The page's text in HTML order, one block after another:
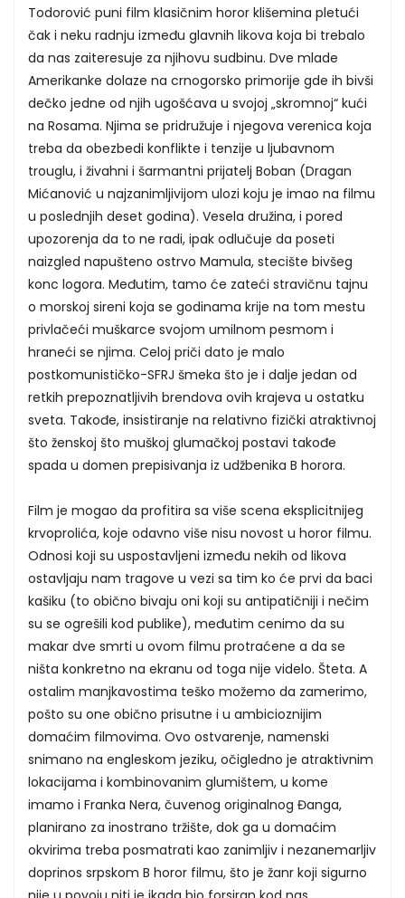
Todorović puni film klasičnim horor klišemina pletući
čak i neku radnju između glavnih likova koja bi trebalo
da nas zaiteresuje za njihovu sudbinu. Dve mlade
Amerikanke dolaze na crnogorsko primorije gde ih bivši
dečko jedne od njih ugošćava u svojoj „skromnoj“ kući
na Rosama. Njima se pridružuje i njegova verenica koja
treba da obezbedi konflikte i tenzije u ljubavnom
trouglu, i živahni i šarmantni prijatelj Boban (Dragan
Mićanović u najzanimljivijom ulozi koju je imao na filmu
u poslednjih deset godina). Vesela družina, i pored
upozorenja da to ne radi, ipak odlučuje da poseti
naizgled napušteno ostrvo Mamula, stecište bivšeg
konc logora. Međutim, tamo će zateći stravičnu tajnu
o morskoj sireni koja se godinama krije na tom mestu
privlačeći muškarce svojom umilnom pesmom i
hraneći se njima. Celoj priči dato je malo
postkomunističko-SFRJ šmeka što je i dalje jedan od
retkih prepoznatljivih brendova ovih krajeva u ostatku
sveta. Takođe, insistiranje na relativno fizički atraktivnoj
što ženskoj što muškoj glumačkoj postavi takođe
spada u domen prepisivanja iz udžbenika B horora.
Film je mogao da profitira sa više scena eksplicitnijeg
krvoprolića, koje odavno više nisu novost u horor filmu.
Odnosi koji su uspostavljeni između nekih od likova
ostavljaju nam tragove u vezi sa tim ko će prvi da baci
kašiku (to obično bivaju oni koji su antipatičniji i nečim
su se ogrešili kod publike), međutim cenimo da su
makar dve smrti u ovom filmu protraćene a da se
ništa konkretno na ekranu od toga nije videlo. Šteta. A
ostalim manjkavostima teško možemo da zamerimo,
pošto su one obično prisutne i u ambicioznijim
domaćim filmovima. Ovo ostvarenje, namenski
snimano na engleskom jeziku, očigledno je atraktivnim
lokacijama i kombinovanim glumištem, u kome
imamo i Franka Nera, čuvenog originalnog Đanga,
planirano za inostrano tržište, dok ga u domaćim
okvirima treba posmatrati kao zanimljiv i nezanemarljiv
doprinos srpskom B horor filmu, što je žanr koji sigurno